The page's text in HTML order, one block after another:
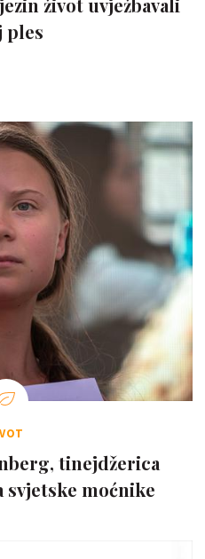
život uvježbavali
ples
tinejdžerica
svjetske moćnike